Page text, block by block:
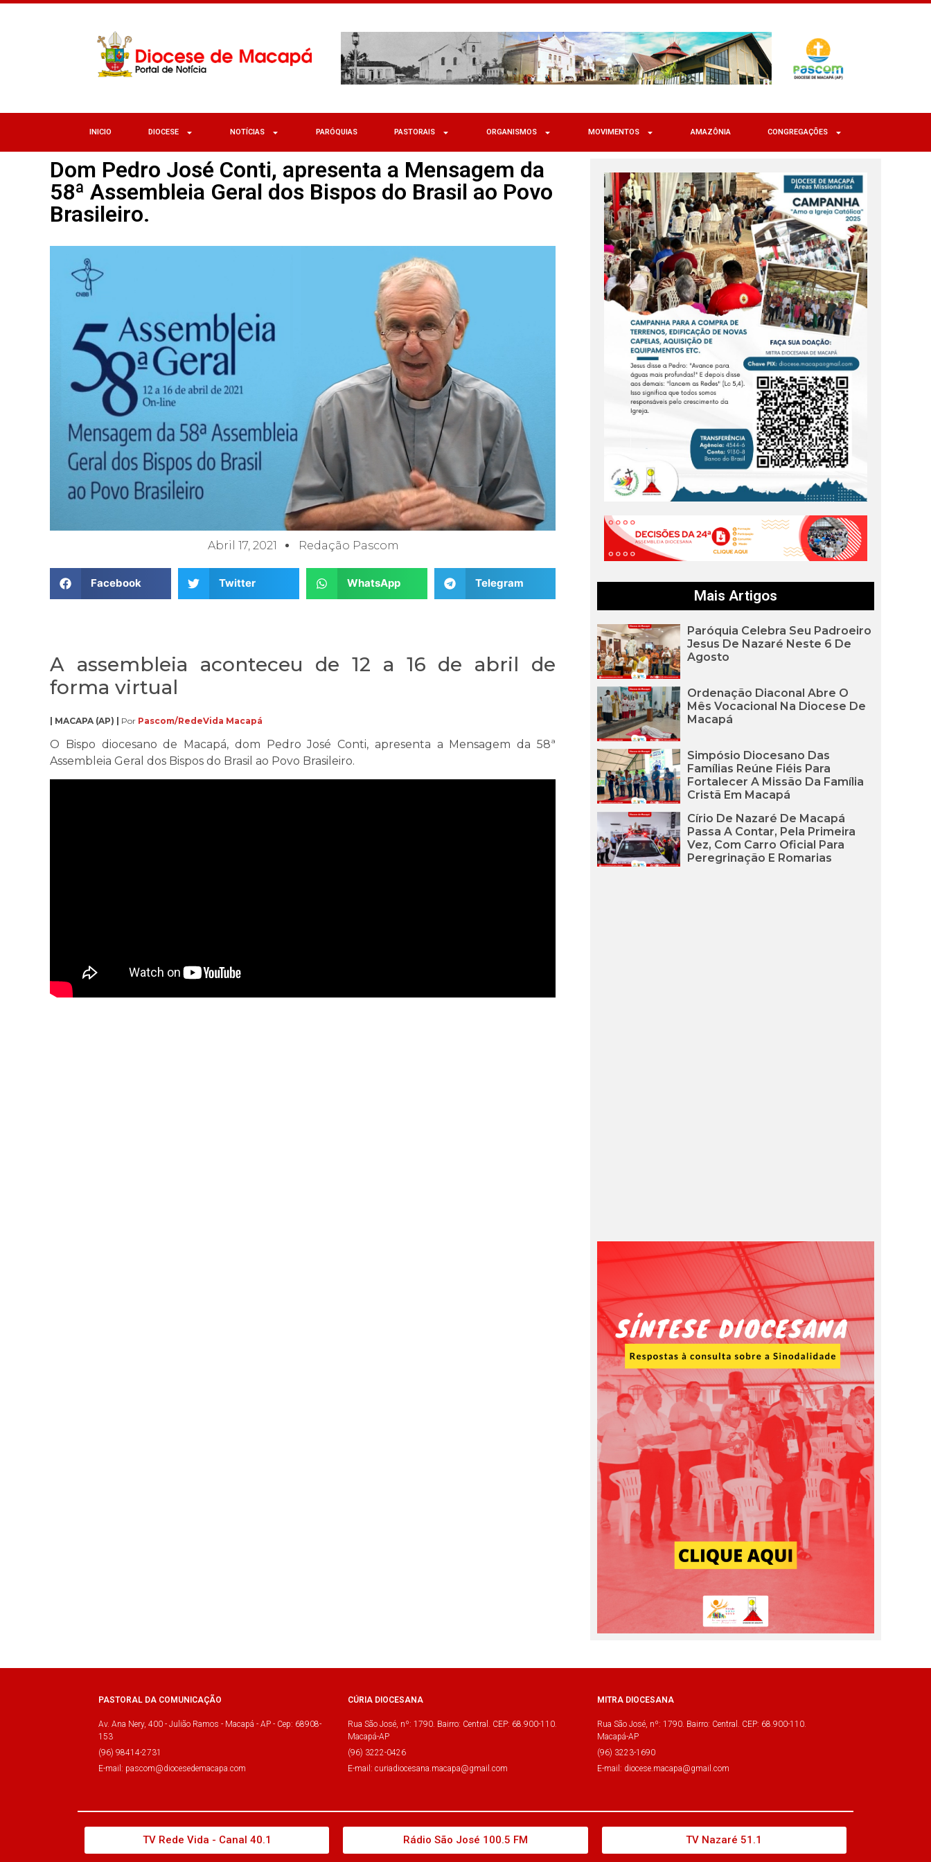
INICIO DIOCESE NOTÍCIAS PARÓQUIAS PASTORAIS ORGANISMOS MOVIMENTOS AMAZÔNIA CONGREGAÇÕES
Dom Pedro José Conti, apresenta a Mensagem da
58ª Assembleia Geral dos Bispos do Brasil ao Povo
Brasileiro.
Abril 17, 2021 Redação Pascom
Facebook Twitter WhatsApp Telegram
A assembleia aconteceu de 12 a 16 de abril de
forma virtual
| MACAPA (AP) | Por Pascom/RedeVida Macapá
O Bispo diocesano de Macapá, dom Pedro José Conti, apresenta a Mensagem da 58ª
Assembleia Geral dos Bispos do Brasil ao Povo Brasileiro.
Mais Artigos
Paróquia Celebra Seu Padroeiro
Jesus De Nazaré Neste 6 De
Agosto
Ordenação Diaconal Abre O
Mês Vocacional Na Diocese De
Macapá
Simpósio Diocesano Das
Famílias Reúne Fiéis Para
Fortalecer A Missão Da Família
Cristã Em Macapá
Círio De Nazaré De Macapá
Passa A Contar, Pela Primeira
Vez, Com Carro Oficial Para
Peregrinação E Romarias
PASTORAL DA COMUNICAÇÃO
Av. Ana Nery, 400 - Julião Ramos - Macapá - AP - Cep: 68908-
153
(96) 98414-2731
E-mail: pascom@diocesedemacapa.com
CÚRIA DIOCESANA
Rua São José, nº: 1790. Bairro: Central. CEP: 68.900-110.
Macapá-AP
(96) 3222-0426
E-mail: curiadiocesana.macapa@gmail.com
MITRA DIOCESANA
Rua São José, nº: 1790. Bairro: Central. CEP: 68.900-110.
Macapá-AP
(96) 3223-1690
E-mail: diocese.macapa@gmail.com
TV Rede Vida - Canal 40.1 Rádio São José 100.5 FM TV Nazaré 51.1